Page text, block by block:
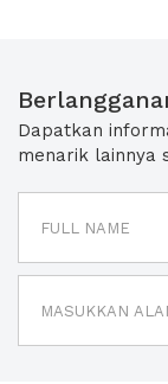
Dapatkan
menarik lainnya